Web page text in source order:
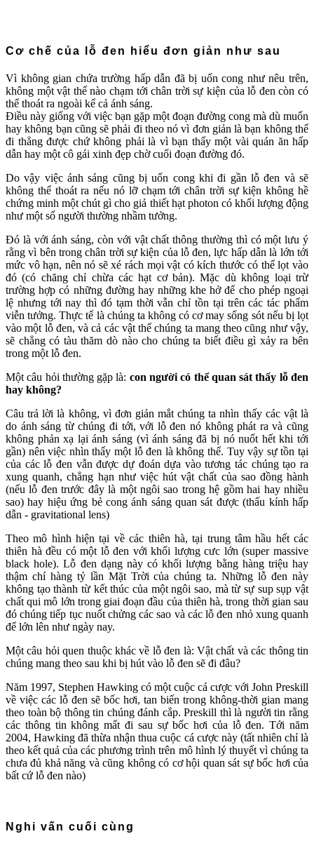
Cơ chế của lỗ đen hiểu đơn giản như sau
Vì không gian chứa trường hấp dẫn đã bị uốn cong như nêu trên,
không một vật thể nào chạm tới chân trời sự kiện của lỗ đen còn có
thể thoát ra ngoài kể cả ánh sáng.
Điều này giống với việc bạn gặp một đoạn đường cong mà dù muốn
hay không bạn cũng sẽ phải đi theo nó vì đơn giản là bạn không thể
đi thẳng được chứ không phải là vì bạn thấy một vài quán ăn hấp
dẫn hay một cô gái xinh đẹp chờ cuối đoạn đường đó.
Do vậy việc ánh sáng cũng bị uốn cong khi đi gần lỗ đen và sẽ
không thể thoát ra nếu nó lỡ chạm tới chân trời sự kiện không hề
chứng minh một chút gì cho giả thiết hạt photon có khối lượng động
như một số người thường nhầm tưởng.
Đó là với ánh sáng, còn với vật chất thông thường thì có một lưu ý
rằng vì bên trong chân trời sự kiện của lỗ đen, lực hấp dẫn là lớn tới
mức vô hạn, nên nó sẽ xé rách mọi vật có kích thước có thể lọt vào
đó (có chăng chỉ chừa các hạt cơ bản). Mặc dù không loại trừ
trường hợp có những đường hay những khe hở để cho phép ngoại
lệ nhưng tới nay thì đó tạm thời vẫn chỉ tồn tại trên các tác phẩm
viễn tưởng. Thực tế là chúng ta không có cơ may sống sót nếu bị lọt
vào một lỗ đen, và cả các vật thể chúng ta mang theo cũng như vậy,
sẽ chẳng có tàu thăm dò nào cho chúng ta biết điều gì xảy ra bên
trong một lỗ đen.
Một câu hỏi thường gặp là: con người có thể quan sát thấy lỗ đen
hay không?
Câu trả lời là không, vì đơn giản mắt chúng ta nhìn thấy các vật là
do ánh sáng từ chúng đi tới, với lỗ đen nó không phát ra và cũng
không phản xạ lại ánh sáng (vì ánh sáng đã bị nó nuốt hết khi tới
gần) nên việc nhìn thấy một lỗ đen là không thể. Tuy vậy sự tồn tại
của các lỗ đen vẫn được dự đoán dựa vào tương tác chúng tạo ra
xung quanh, chẳng hạn như việc hút vật chất của sao đồng hành
(nếu lỗ đen trước đây là một ngôi sao trong hệ gồm hai hay nhiều
sao) hay hiệu ứng bẻ cong ánh sáng quan sát được (thấu kính hấp
dẫn - gravitational lens)
Theo mô hình hiện tại về các thiên hà, tại trung tâm hầu hết các
thiên hà đều có một lỗ đen với khối lượng cưc lớn (super massive
black hole). Lỗ đen dạng này có khối lượng bằng hàng triệu hay
thậm chí hàng tỷ lần Mặt Trời của chúng ta. Những lỗ đen này
không tạo thành từ kết thúc của một ngôi sao, mà từ sự sup sụp vật
chất qui mô lớn trong giai đoạn đầu của thiên hà, trong thời gian sau
đó chúng tiếp tục nuốt chửng các sao và các lỗ đen nhỏ xung quanh
để lớn lên như ngày nay.
Một câu hỏi quen thuộc khác về lỗ đen là: Vật chất và các thông tin
chúng mang theo sau khi bị hút vào lỗ đen sẽ đi đâu?
Năm 1997, Stephen Hawking có một cuộc cá cược với John Preskill
về việc các lỗ đen sẽ bốc hơi, tan biến trong không-thời gian mang
theo toàn bộ thông tin chúng đánh cắp. Preskill thì là người tin rằng
các thông tin không mất đi sau sự bốc hơi của lỗ đen. Tới năm
2004, Hawking đã thừa nhận thua cuộc cá cược này (tất nhiên chỉ là
theo kết quả của các phương trình trên mô hình lý thuyết vì chúng ta
chưa đủ khả năng và cũng không có cơ hội quan sát sự bốc hơi của
bất cứ lỗ đen nào)
Nghi vấn cuối cùng